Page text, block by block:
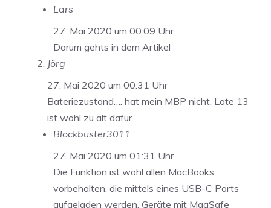
Lars
27. Mai 2020 um 00:09 Uhr
Darum gehts in dem Artikel
Jörg
27. Mai 2020 um 00:31 Uhr
Bateriezustand…. hat mein MBP nicht. Late 13
ist wohl zu alt dafür.
Blockbuster3011
27. Mai 2020 um 01:31 Uhr
Die Funktion ist wohl allen MacBooks
vorbehalten, die mittels eines USB-C Ports
aufgeladen werden. Geräte mit MagSafe